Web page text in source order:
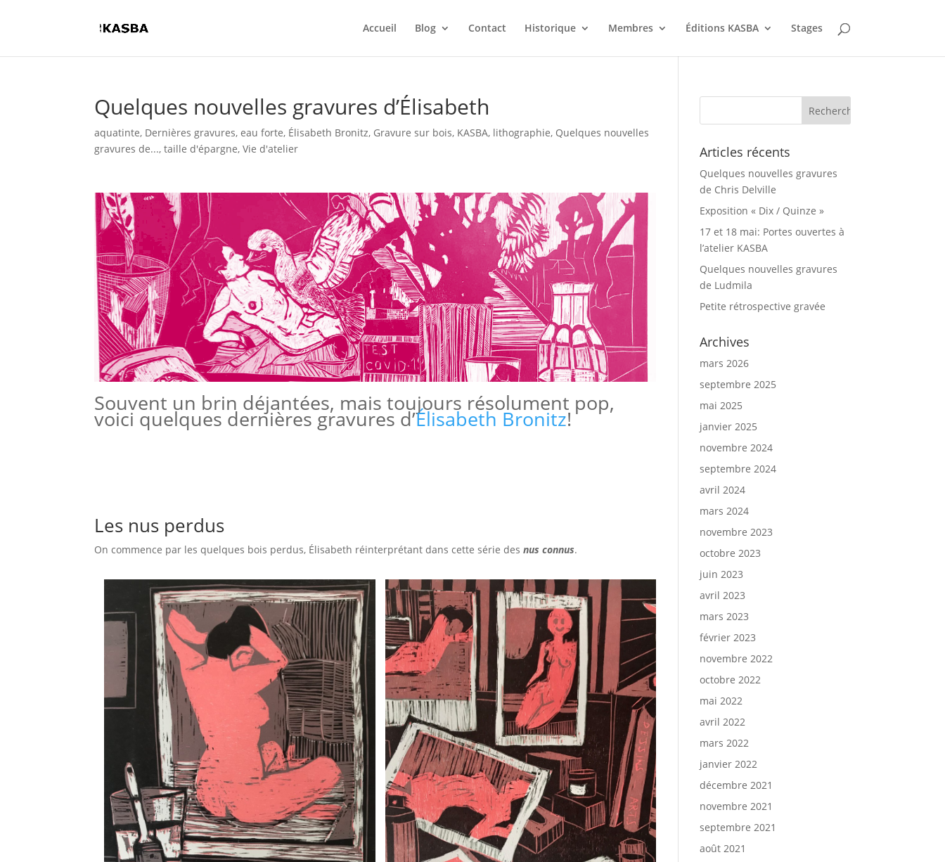
Accueil Blog Contact Historique Membres Éditions KASBA Stages
Quelques nouvelles gravures d’Élisabeth
aquatinte, Dernières gravures,eau forte, Élisabeth Bronitz, Gravure sur bois, KASBA, lithographie, Quelques nouvelles
gravures de...,taille d'épargne,Vie d'atelier
Souvent un brin déjantées, mais toujours résolument pop,
voici quelques dernières gravures d’Élisabeth Bronitz!
Les nus perdus
On commence par les quelques bois perdus, Élisabeth réinterprétant dans cette série des nus connus.
Articles récents
Quelques nouvelles gravures
de Chris Delville
Exposition « Dix / Quinze »
17 et 18 mai: Portes ouvertes à
l’atelier KASBA
Quelques nouvelles gravures
de Ludmila
Petite rétrospective gravée
Archives
mars 2026
septembre 2025
mai 2025
janvier 2025
novembre 2024
septembre 2024
avril 2024
mars 2024
novembre 2023
octobre 2023
juin 2023
avril 2023
mars 2023
février 2023
novembre 2022
octobre 2022
mai 2022
avril 2022
mars 2022
janvier 2022
décembre 2021
novembre 2021
septembre 2021
août 2021